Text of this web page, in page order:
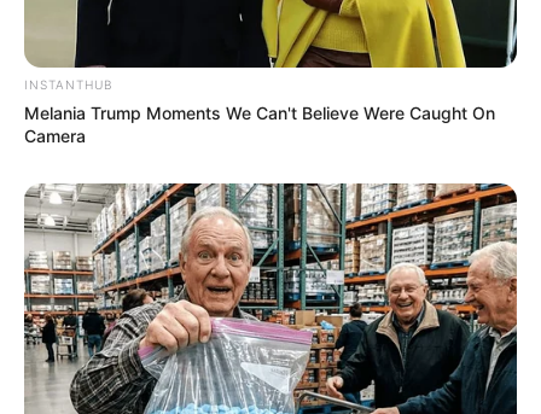
INSTANTHUB
Melania Trump Moments We Can't Believe Were Caught On
Camera